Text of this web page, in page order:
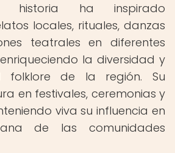
historia ha inspirado
locales, rituales, danzas
teatrales en diferentes
la diversidad y
folklore de la región. Su
en festivales, ceremonias y
viva su influencia en
de las comunidades